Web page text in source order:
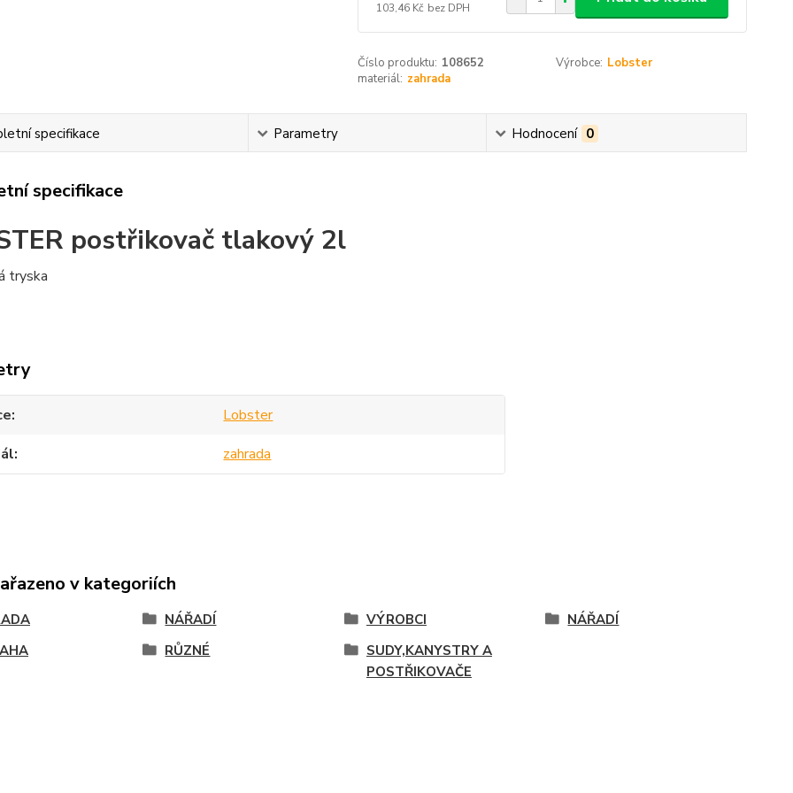
103,46 Kč bez DPH
Číslo produktu: 108652 Výrobce: Lobster
materiál: zahrada
specifikace Parametry Hodnocení 0
specifikace
postřikovač tlakový 2l
tryska
Lobster
zahrada
v kategoriích
NÁŘADÍ VÝROBCI
NÁŘADÍ
RŮZNÉ
SUDY,KANYSTRY A
POSTŘIKOVAČE